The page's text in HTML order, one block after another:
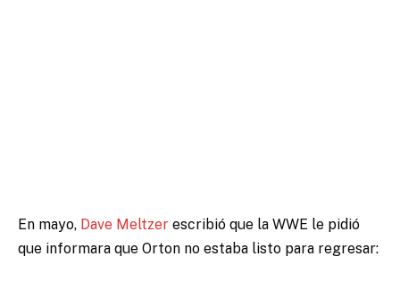
En mayo, Dave Meltzer escribió que la WWE le pidió
que informara que Orton no estaba listo para regresar: